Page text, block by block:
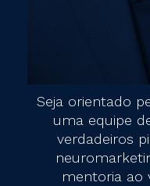
Seja orientado
uma equipe
verdadeiros
mentoria ao